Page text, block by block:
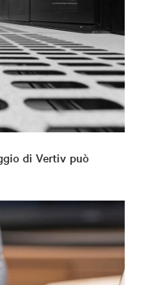
di Vertiv può